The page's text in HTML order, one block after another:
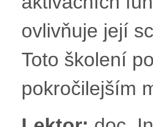
ovlivňuje její
Toto školení
pokročilejším